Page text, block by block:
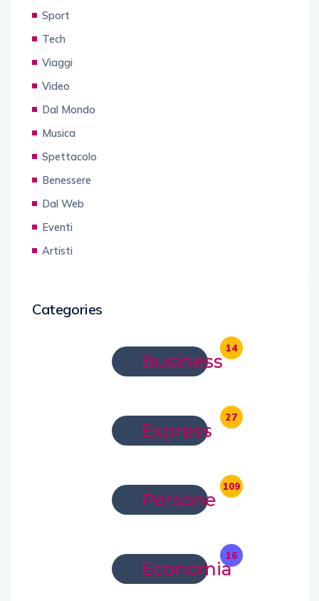
Sport
Tech
Viaggi
Video
Dal Mondo
Musica
Spettacolo
Benessere
Dal Web
Eventi
Artisti
Categories
Business
14
Express
27
Persone
109
Economia
16